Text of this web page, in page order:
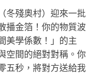
殘奧村）迎來一批
播金箔！你的物質波
美學係數！」的主
空間的絕對對稱。你
五秒，將對方送給我